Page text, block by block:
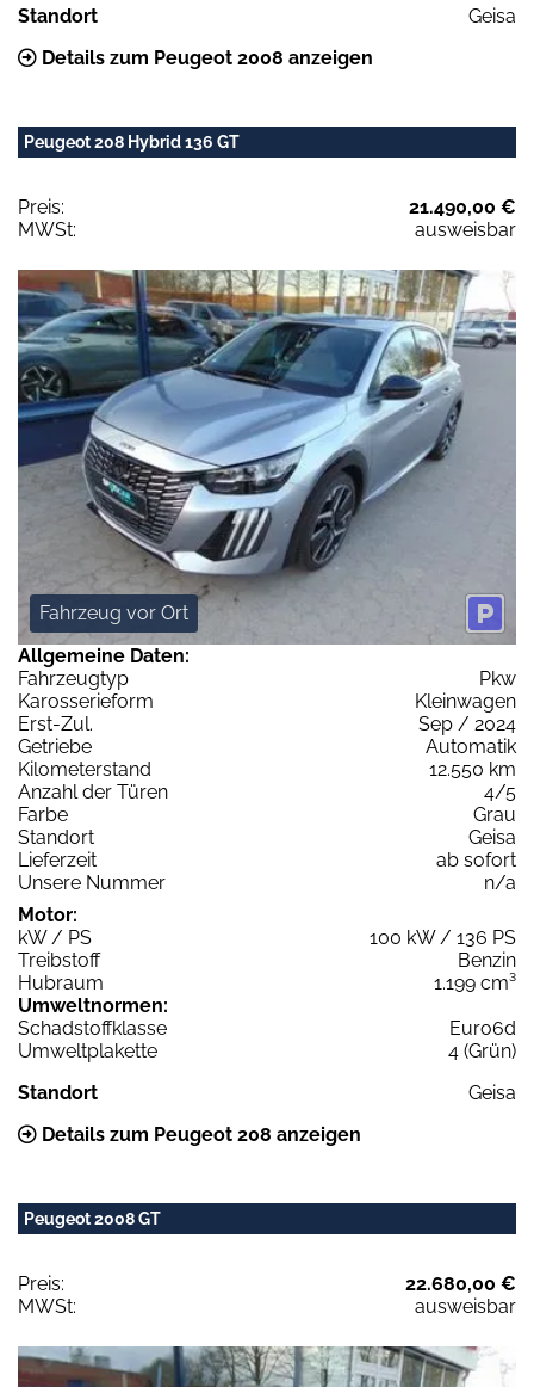
Standort
Geisa
Details zum Peugeot 2008 anzeigen
Peugeot 208 Hybrid 136 GT
Preis:
21.490,00 €
MWSt:
ausweisbar
Fahrzeug vor Ort
Allgemeine Daten:
Fahrzeugtyp
Pkw
Karosserieform
Kleinwagen
Erst-Zul.
Sep / 2024
Getriebe
Automatik
Kilometerstand
12.550 km
Anzahl der Türen
4/5
Farbe
Grau
Standort
Geisa
Lieferzeit
ab sofort
Unsere Nummer
n/a
Motor:
kW / PS
100 kW / 136 PS
Treibstoff
Benzin
Hubraum
1.199 cm³
Umweltnormen:
Schadstoffklasse
Euro6d
Umweltplakette
4 (Grün)
Standort
Geisa
Details zum Peugeot 208 anzeigen
Peugeot 2008 GT
Preis:
22.680,00 €
MWSt:
ausweisbar